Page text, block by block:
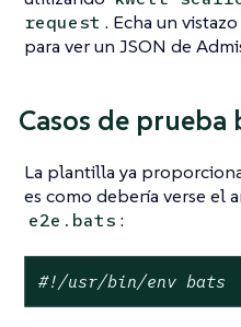
request . Echa un vistazo
para ver un JSON de
Casos de prueba
La plantilla ya
es como debería verse el
e2e.bats :
#!/usr/bin/env bats